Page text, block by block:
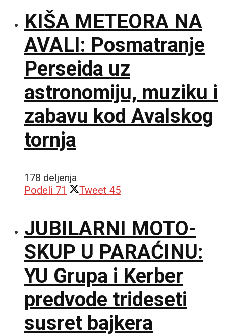
KIŠA METEORA NA
AVALI: Posmatranje
Perseida uz
astronomiju, muziku i
zabavu kod Avalskog
tornja
178 deljenja
Podeli 71 Tweet 45
JUBILARNI MOTO-
SKUP U PARAĆINU:
YU Grupa i Kerber
predvode trideseti
susret bajkera